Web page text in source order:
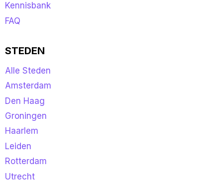
Kennisbank
FAQ
STEDEN
Alle Steden
Amsterdam
Den Haag
Groningen
Haarlem
Leiden
Rotterdam
Utrecht